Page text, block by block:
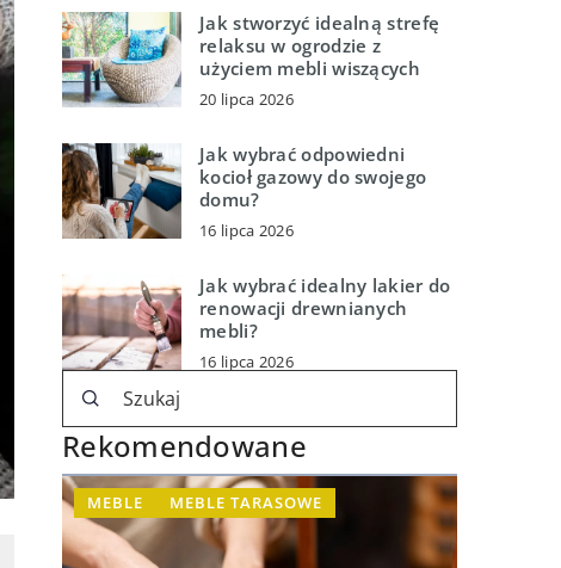
Jak stworzyć idealną strefę
relaksu w ogrodzie z
użyciem mebli wiszących
20 lipca 2026
Jak wybrać odpowiedni
kocioł gazowy do swojego
domu?
16 lipca 2026
Jak wybrać idealny lakier do
renowacji drewnianych
mebli?
16 lipca 2026
Rekomendowane
MEBLE MEBLE TARASOWE